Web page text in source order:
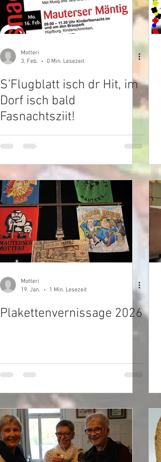
Motteri
3. Feb.
0 Min. Lesezeit
S’Flugblatt isch dr Hit, im
Dorf isch bald
Fasnachtsziit!
Motteri
19. Jan.
1 Min. Lesezeit
Plakettenvernissage 2026